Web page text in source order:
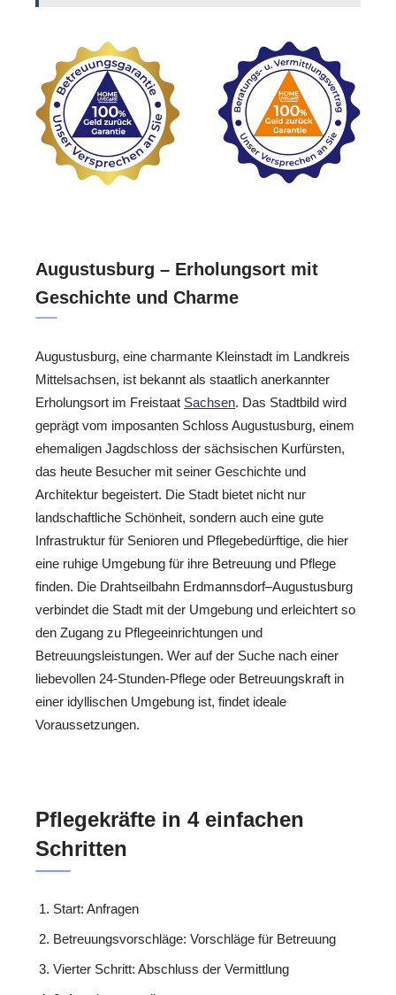
Augustusburg – Erholungsort mit
Geschichte und Charme
Augustusburg, eine charmante Kleinstadt im Landkreis
Mittelsachsen, ist bekannt als staatlich anerkannter
Erholungsort im Freistaat Sachsen. Das Stadtbild wird
geprägt vom imposanten Schloss Augustusburg, einem
ehemaligen Jagdschloss der sächsischen Kurfürsten,
das heute Besucher mit seiner Geschichte und
Architektur begeistert. Die Stadt bietet nicht nur
landschaftliche Schönheit, sondern auch eine gute
Infrastruktur für Senioren und Pflegebedürftige, die hier
eine ruhige Umgebung für ihre Betreuung und Pflege
finden. Die Drahtseilbahn Erdmannsdorf–Augustusburg
verbindet die Stadt mit der Umgebung und erleichtert so
den Zugang zu Pflegeeinrichtungen und
Betreuungsleistungen. Wer auf der Suche nach einer
liebevollen 24-Stunden-Pflege oder Betreuungskraft in
einer idyllischen Umgebung ist, findet ideale
Voraussetzungen.
Pflegekräfte in 4 einfachen
Schritten
Start: Anfragen
Betreuungsvorschläge: Vorschläge für Betreuung
Vierter Schritt: Abschluss der Vermittlung